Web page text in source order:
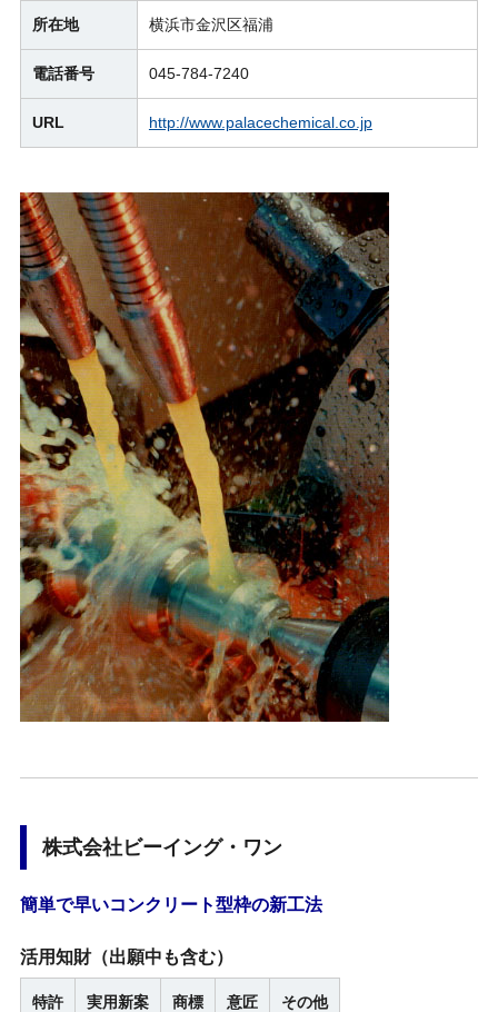
所在地 横浜市金沢区福浦
電話番号 045-784-7240
URL http://www.palacechemical.co.jp
株式会社ビーイング・ワン
簡単で早いコンクリート型枠の新工法
活用知財（出願中も含む）
特許 実用新案 商標 意匠 その他